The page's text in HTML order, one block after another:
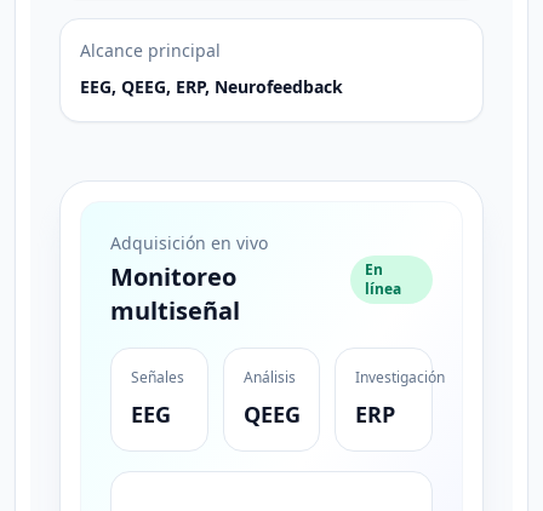
Alcance principal
EEG, QEEG, ERP, Neurofeedback
Adquisición en vivo
Monitoreo
multiseñal
En
línea
Señales
EEG
Análisis
QEEG
Investigación
ERP